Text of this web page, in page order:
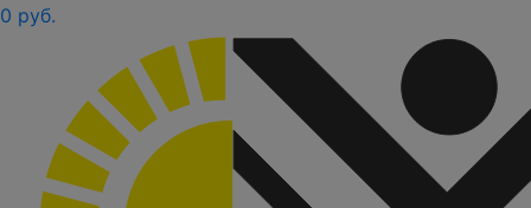
0 руб.